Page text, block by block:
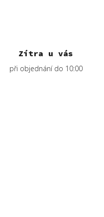
Zítra u vás
při objednání do 10:00